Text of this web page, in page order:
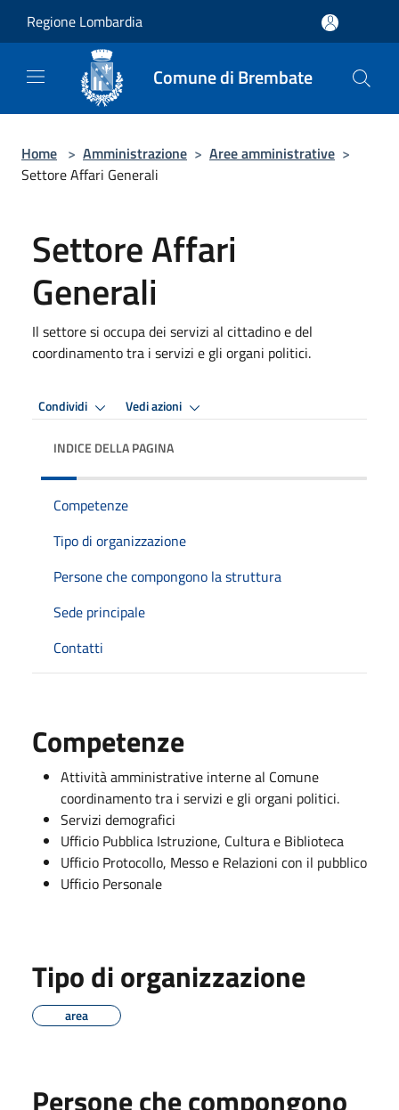
Regione Lombardia
Comune di Brembate
Home > Amministrazione > Aree amministrative >
Settore Affari Generali
Settore Affari
Generali
Il settore si occupa dei servizi al cittadino e del
coordinamento tra i servizi e gli organi politici.
Condividi Vedi azioni
INDICE DELLA PAGINA
Competenze
Tipo di organizzazione
Persone che compongono la struttura
Sede principale
Contatti
Competenze
Attività amministrative interne al Comune
coordinamento tra i servizi e gli organi politici.
Servizi demografici
Ufficio Pubblica Istruzione, Cultura e Biblioteca
Ufficio Protocollo, Messo e Relazioni con il pubblico
Ufficio Personale
Tipo di organizzazione
area
Persone che compongono